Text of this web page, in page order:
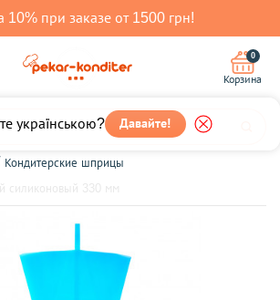
10% при заказе от 1500 грн!
українською? Давайте!
0
Корзина
Кондитерские шприцы